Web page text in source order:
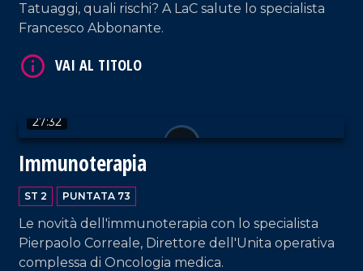
Tatuaggi, quali rischi? A LaC salute lo specialista
Francesco Abbonante.
27:32
Immunoterapia
ST 2 PUNTATA 73
Le novità dell'immunoterapia con lo specialista
Pierpaolo Correale, Direttore dell'Unita operativa
complessa di Oncologia medica.
VAI AL TITOLO
VAI AL TITOLO